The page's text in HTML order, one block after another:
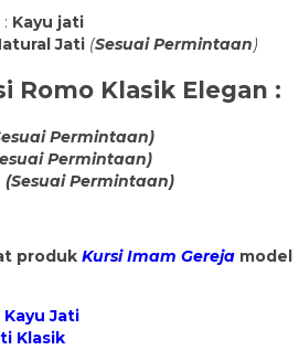
Kayu jati
Jati (Sesuai Permintaan)
Romo Klasik Elegan :
Permintaan)
Permintaan)
(Sesuai Permintaan)
produk Kursi Imam Gereja model
Kayu Jati
Klasik